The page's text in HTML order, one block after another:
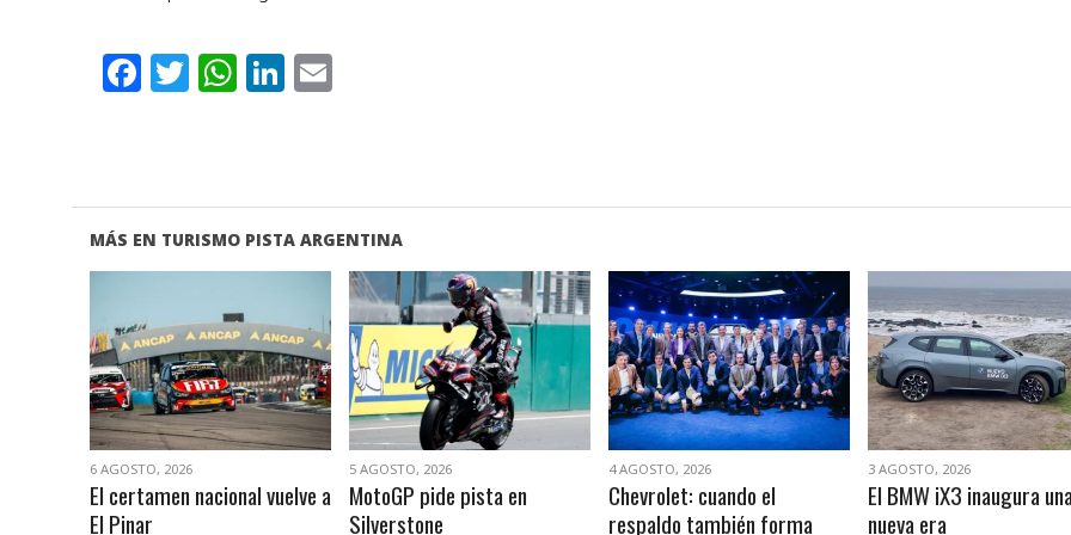
Facebook
Twitter
WhatsApp
LinkedIn
MÁS EN TURISMO PISTA ARGENTINA
VER NOTA
6 AGOSTO, 2026
El certamen nacional vuelve a
El Pinar
VER NOTA
5 AGOSTO, 2026
MotoGP pide pista en
Silverstone
VER NOTA
4 AGOSTO, 2026
Chevrolet: cuando el
respaldo también forma
VER NOTA
3 AGOSTO, 2026
El BMW iX3 inaugura
nueva era